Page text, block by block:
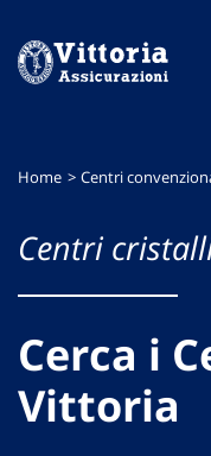
menu
contenuto
footer
Home Centri
Centri
Cerca i
Vittoria